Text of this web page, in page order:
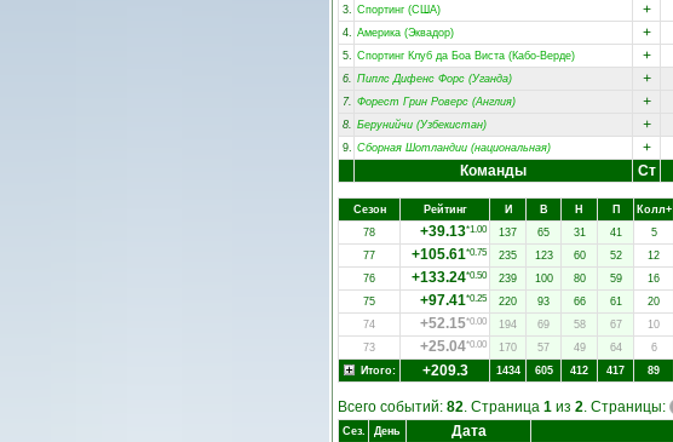
3. Спортинг (США) +
4. Америка (Эквадор) +
5. Спортинг Клуб да Боа Виста (Кабо-Верде) +
6. Пиплс Дифенс Форс (Уганда) +
7. Форест Грин Роверс (Англия) +
8. Берунийчи (Узбекистан) +
9. Сборная Шотландии (национальная) +
Команды Ст
Сезон Рейтинг И В Н П Колл+
78
+39.13*1.00 137 65 31 41 5
77
+105.61*0.75 235 123 60 52 12
76
+133.24*0.50 239 100 80 59 16
75
+97.41*0.25 220 93 66 61 20
74
+52.15*0.00 194 69 58 67 10
73
+25.04*0.00 170 57 49 64 6
Итого:
+209.3 1434 605 412 417 89
Всего событий: 82. Страница 1 из 2. Страницы:
Сез. День Дата